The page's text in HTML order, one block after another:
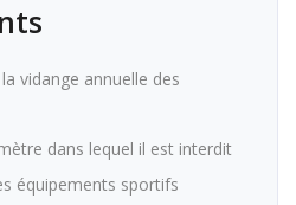
vidange annuelle des
dans lequel il est interdit
équipements sportifs